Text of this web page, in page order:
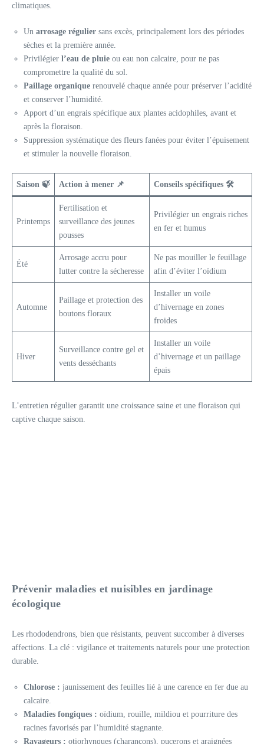
climatiques.
Un arrosage régulier sans excès, principalement lors des périodes
sèches et la première année.
Privilégier l’eau de pluie ou eau non calcaire, pour ne pas
compromettre la qualité du sol.
Paillage organique renouvelé chaque année pour préserver l’acidité
et conserver l’humidité.
Apport d’un engrais spécifique aux plantes acidophiles, avant et
après la floraison.
Suppression systématique des fleurs fanées pour éviter l’épuisement
et stimuler la nouvelle floraison.
Saison 🍃 Action à mener 📌 Conseils spécifiques 🛠️
Printemps
Fertilisation et
surveillance des jeunes
pousses
Privilégier un engrais riches
en fer et humus
Été
Arrosage accru pour
lutter contre la sécheresse
Ne pas mouiller le feuillage
afin d’éviter l’oïdium
Automne
Paillage et protection des
boutons floraux
Installer un voile
d’hivernage en zones
froides
Hiver
Surveillance contre gel et
vents desséchants
Installer un voile
d’hivernage et un paillage
épais
L’entretien régulier garantit une croissance saine et une floraison qui
captive chaque saison.
Prévenir maladies et nuisibles en jardinage
écologique
Les rhododendrons, bien que résistants, peuvent succomber à diverses
affections. La clé : vigilance et traitements naturels pour une protection
durable.
Chlorose : jaunissement des feuilles lié à une carence en fer due au
calcaire.
Maladies fongiques : oïdium, rouille, mildiou et pourriture des
racines favorisés par l’humidité stagnante.
Ravageurs : otiorhynques (charançons), pucerons et araignées